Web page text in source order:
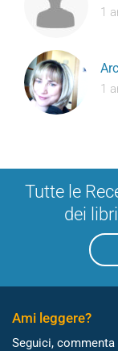
1
1
Tutte le
dei
Ami leggere?
Seguici,